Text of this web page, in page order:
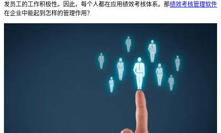
发员工的工作积极性。因此，每个人都在应用绩效考核体系。那绩效考核管理软件
在企业中能起到怎样的管理作用？